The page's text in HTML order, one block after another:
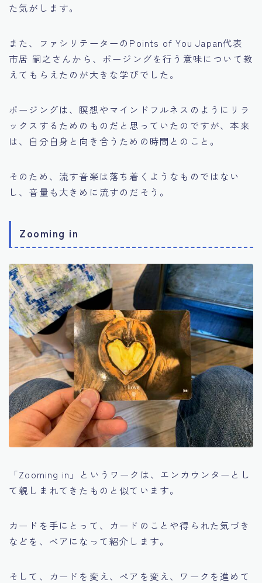
た気がします。
また、ファシリテーターのPoints of You Japan代表
市居 嗣之さんから、ポージングを行う意味について教
えてもらえたのが大きな学びでした。
ポージングは、瞑想やマインドフルネスのようにリラ
ックスするためのものだと思っていたのですが、本来
は、自分自身と向き合うための時間とのこと。
そのため、流す音楽は落ち着くようなものではない
し、音量も大きめに流すのだそう。
Zooming in
「Zooming in」というワークは、エンカウンターとし
て親しまれてきたものと似ています。
カードを手にとって、カードのことや得られた気づき
などを、ベアになって紹介します。
そして、カードを変え、ペアを変え、ワークを進めて